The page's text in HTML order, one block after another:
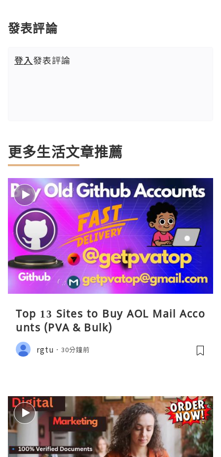
發表評論
登入發表評論
更多生活文章推薦
Top 13 Sites to Buy AOL Mail Acco
unts (PVA & Bulk)
rgtu 30分鐘前